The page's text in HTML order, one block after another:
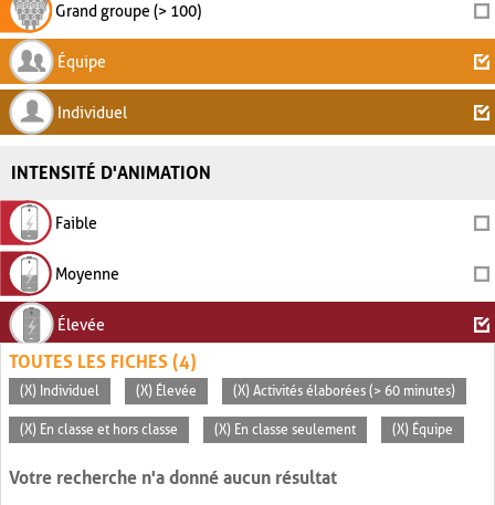
Grand groupe (> 100)
Équipe
Individuel
INTENSITÉ D'ANIMATION
Faible
Moyenne
Élevée
TOUTES LES FICHES (4)
(X) Individuel (X) Élevée (X) Activités élaborées (> 60 minutes)
(X) En classe et hors classe (X) En classe seulement (X) Équipe
Votre recherche n'a donné aucun résultat